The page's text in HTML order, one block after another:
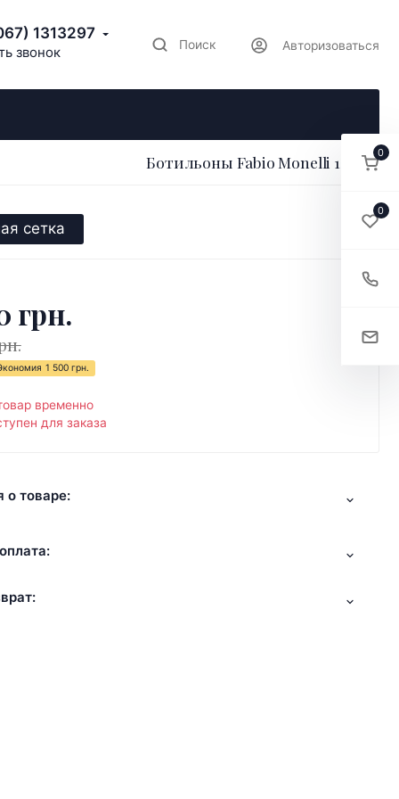
1313297
звонок Поиск Авторизоваться
Ботильоны Fabio Monelli 181944
сетка
грн.
1 500 грн.
временно
для заказа
о товаре:
0
0